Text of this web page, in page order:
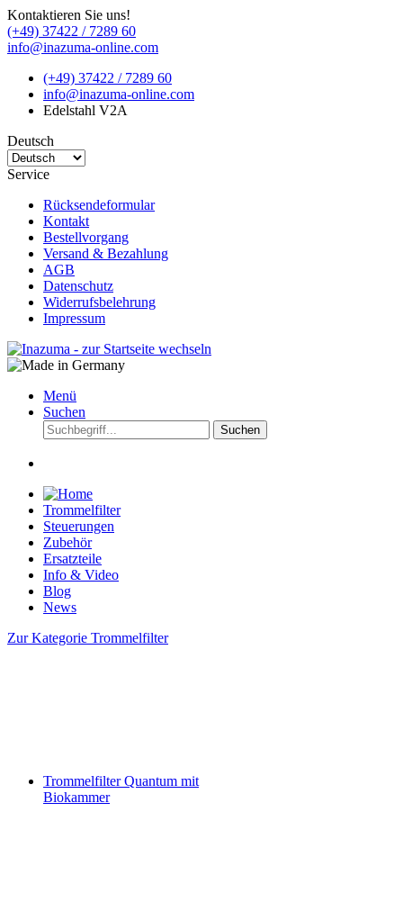
Kontaktieren Sie uns!
(+49) 37422 / 7289 60
info@inazuma-online.com
(+49) 37422 / 7289 60
info@inazuma-online.com
Edelstahl V2A
Deutsch
Service
Rücksendeformular
Kontakt
Bestellvorgang
Versand & Bezahlung
AGB
Datenschutz
Widerrufsbelehrung
Impressum
Menü
Suchen
Suchen
Trommelfilter
Steuerungen
Zubehör
Ersatzteile
Info & Video
Blog
News
Zur Kategorie Trommelfilter
Trommelfilter Quantum mit
Biokammer